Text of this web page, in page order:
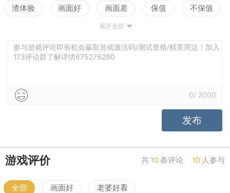
拥有着迥异的习俗、技术和喜好，但也在危机面前放
下了彼此间的成见，为了解决这场灾难而努力。
调查官，并受命与同伴一同踏上旅程，以从迷雾之中
渣体验 画面好 画面差 保值 不保值
测试
立绘不行 声优赞 声优拉胯 世界观佳
展开全部
参与游戏评论即有机会赢取游戏激活码/测试资格/精美周边！加入
173评论群了解详情675276290
0/ 2000
发布
游戏评价 共 10条评论 10 人参与
全部 画面好 老婆好看